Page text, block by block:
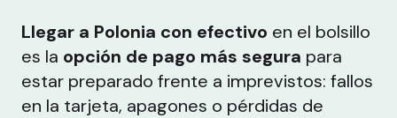
Llegar a Polonia con efectivo en el bolsillo
es la opción de pago más segura para
estar preparado frente a imprevistos: fallos
en la tarjeta, apagones o pérdidas de